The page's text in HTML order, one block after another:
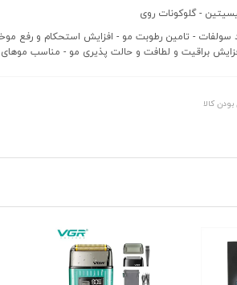
- گلوکونات روی
سولفات - تامین رطوبت مو - افزایش استحکام و رفع
براقیت و لطافت و حالت پذیری مو - مناسب
کالا